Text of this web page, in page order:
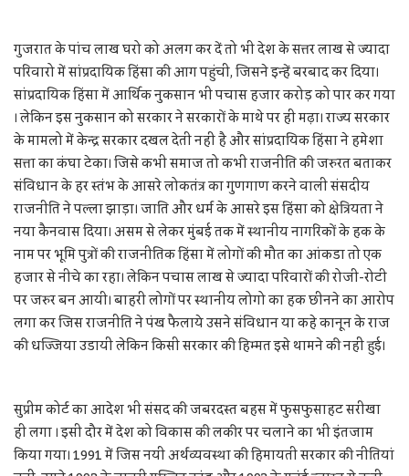
गुजरात के पांच लाख घरो को अलग कर दें तो भी देश के सत्तर लाख से ज्यादा
परिवारो में सांप्रदायिक हिंसा की आग पहुंची, जिसने इन्हें बरबाद कर दिया।
सांप्रदायिक हिंसा में आर्थिक नुकसान भी पचास हजार करोड़ को पार कर गया
। लेकिन इस नुकसान को सरकार ने सरकारों के माथे पर ही मढ़ा। राज्य सरकार
के मामलो में केन्द्र सरकार दखल देती नहीं है और सांप्रदायिक हिंसा ने हमेशा
सत्ता का कंघा टेका। जिसे कभी समाज तो कभी राजनीति की जरुरत बताकर
संविधान के हर स्तंभ के आसरे लोकतंत्र का गुणगाण करने वाली संसदीय
राजनीति ने पल्ला झाड़ा। जाति और धर्म के आसरे इस हिंसा को क्षेत्रियता ने
नया कैनवास दिया। असम से लेकर मुंबई तक में स्थानीय नागरिकों के हक के
नाम पर भूमि पुत्रों की राजनीतिक हिंसा में लोगों की मौत का आंकडा तो एक
हजार से नीचे का रहा। लेकिन पचास लाख से ज्यादा परिवारों की रोजी-रोटी
पर जरुर बन आयी। बाहरी लोगों पर स्थानीय लोगो का हक छीनने का आरोप
लगा कर जिस राजनीति ने पंख फैलाये उसने संविधान या कहे कानून के राज
की धज्जिया उडायीं लेकिन किसी सरकार की हिम्मत इसे थामने की नहीं हुई।
सुप्रीम कोर्ट का आदेश भी संसद की जबरदस्त बहस में फुसफुसाहट सरीखा
ही लगा । इसी दौर में देश को विकास की लकीर पर चलाने का भी इंतजाम
किया गया। 1991 में जिस नयी अर्थव्यवस्था की हिमायती सरकार की नीतियां